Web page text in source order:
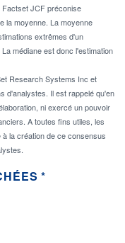
JCF préconise
la moyenne. La moyenne
extrêmes d'un
médiane est donc l'estimation
Research Systems Inc et
d'analystes. Il est rappelé qu'en
ni exercé un pouvoir
A toutes fins utiles, les
la création de ce consensus
*